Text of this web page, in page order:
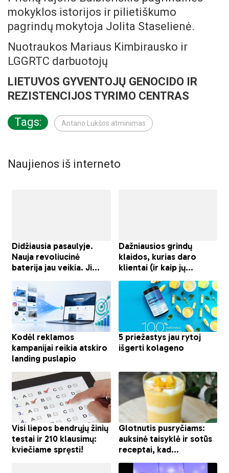
mokyklos istorijos ir pilietiškumo
pagrindų mokytoja Jolita Staselienė.
Nuotraukos Mariaus Kimbirausko ir
LGGRTC darbuotojų
LIETUVOS GYVENTOJŲ GENOCIDO IR
REZISTENCIJOS TYRIMO CENTRAS
Tags: Antano Lukšos atminimas
Naujienos iš interneto